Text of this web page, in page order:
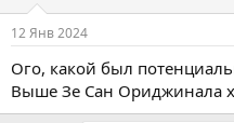
12 Янв 2024
Ого, какой был
Выше Зе Сан Ориджинала